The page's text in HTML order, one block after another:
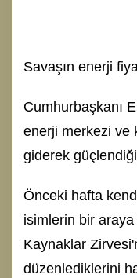
Savaşın enerji
Cumhurbaşkanı
enerji merkezi ve
giderek
Önceki hafta
isimlerin bir
Kaynaklar
düzenlediklerini